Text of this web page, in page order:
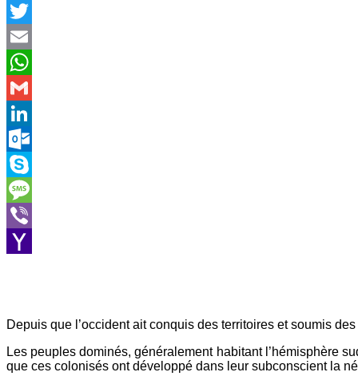
Facebook
Twitter
Email
WhatsApp
Gmail
LinkedIn
Outlook.com
Skype
Message
Viber
Depuis que l’occident ait conquis des territoires et soumis
Les peuples dominés, généralement habitant l’hémisphère
que ces colonisés ont développé dans leur subconscient la